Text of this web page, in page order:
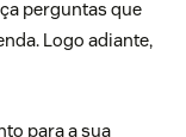
perguntas que
Logo adiante,
para a sua